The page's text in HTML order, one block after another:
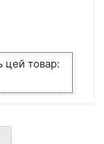
цей товар: